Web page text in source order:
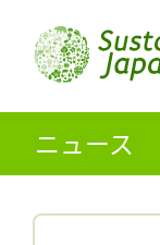
ニュース